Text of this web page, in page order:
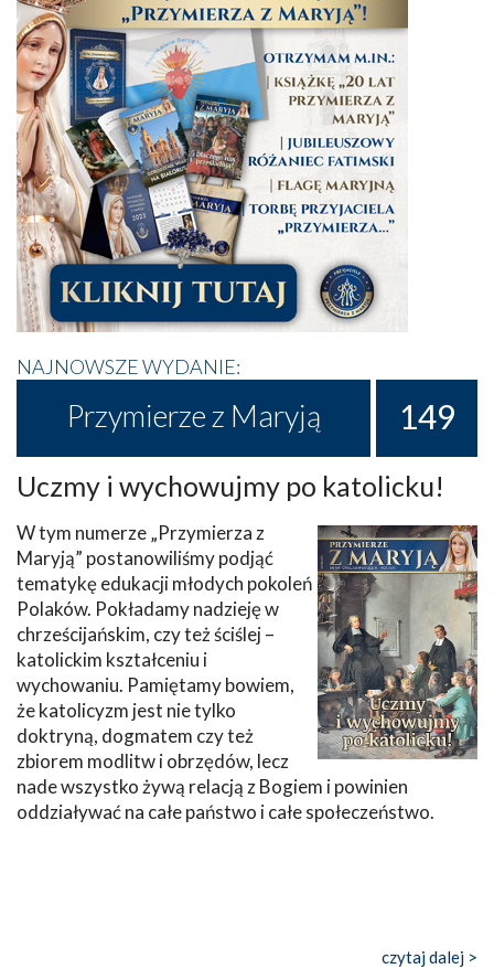
NAJNOWSZE WYDANIE:
Przymierze z Maryją 149
Uczmy i wychowujmy po katolicku!
W tym numerze „Przymierza z
Maryją” postanowiliśmy podjąć
tematykę edukacji młodych pokoleń
Polaków. Pokładamy nadzieję w
chrześcijańskim, czy też ściślej –
katolickim kształceniu i
wychowaniu. Pamiętamy bowiem,
że katolicyzm jest nie tylko
doktryną, dogmatem czy też
zbiorem modlitw i obrzędów, lecz
nade wszystko żywą relacją z Bogiem i powinien
oddziaływać na całe państwo i całe społeczeństwo.
czytaj dalej >